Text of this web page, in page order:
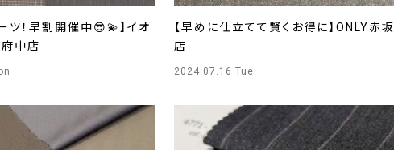
ツ！早割開催中😎💫】イオ
中店
【早めに仕立てて賢くお得に】ONLY赤坂
店
2024.07.16 Tue